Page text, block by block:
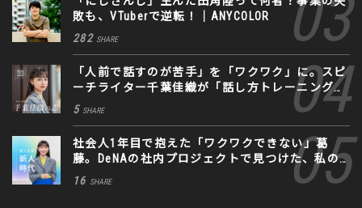
敗も、VTuberで逆転！｜ANYCOLOR
282 SHARE
「人前で話すのが苦手」を「ワクワク」に。スピ
ーチライター千葉佳織が「話し方トレーニング」
に込めた思い
5 SHARE
社会人1年目で抱えた「ワクワクできない」葛
藤。DeNAの社内プロジェクトで見つけた、私の
生きる道
16 SHARE